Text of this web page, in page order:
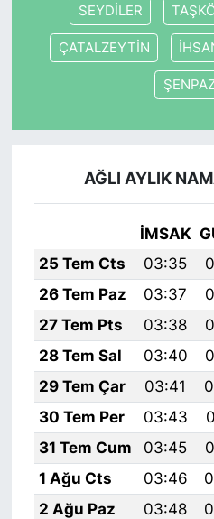
SEYDİLER
ÇATALZEYTİN
AĞLI AYLIK
İMSAK
25 Tem Cts
03:35
26 Tem Paz
03:37
27 Tem Pts
03:38
28 Tem Sal
03:40
29 Tem Çar
03:41
30 Tem Per
03:43
31 Tem Cum
03:45
1 Ağu Cts
03:46
2 Ağu Paz
03:48
YAŞAM